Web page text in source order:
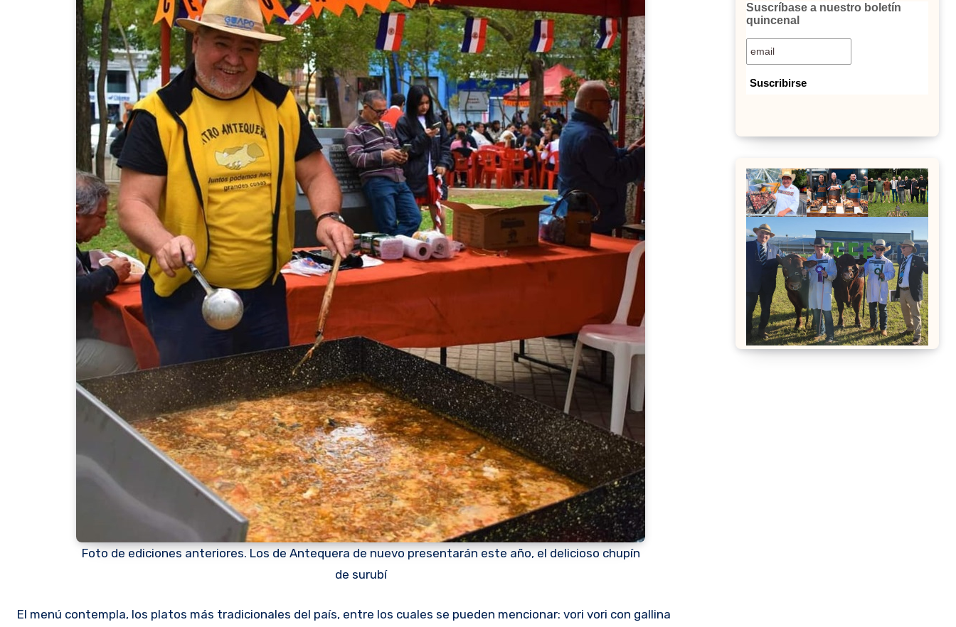
Foto de ediciones anteriores. Los de Antequera de nuevo presentarán este año, el delicioso chupín
de surubí
El menú contempla, los platos más tradicionales del país, entre los cuales se pueden mencionar: vori vori con gallina
Suscríbase a nuestro boletín
quincenal